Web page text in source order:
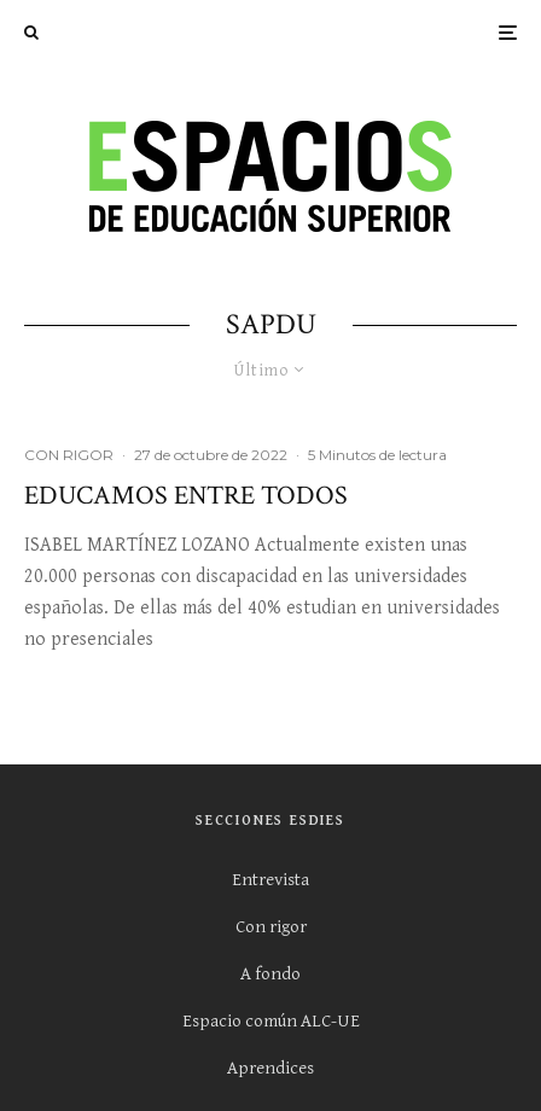
SAPDU
Último
CON RIGOR · 27 de octubre de 2022 · 5 Minutos de lectura
EDUCAMOS ENTRE TODOS
ISABEL MARTÍNEZ LOZANO Actualmente existen unas
20.000 personas con discapacidad en las universidades
españolas. De ellas más del 40% estudian en universidades
no presenciales
SECCIONES ESDIES
Entrevista
Con rigor
A fondo
Espacio común ALC-UE
Aprendices